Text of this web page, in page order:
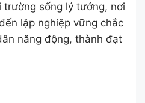
sống lý tưởng, nơi
lập nghiệp vững chắc
năng động, thành đạt